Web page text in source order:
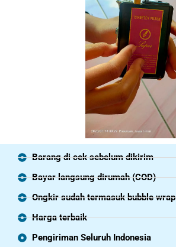
Barang di cek sebelum dikirim
Bayar langsung dirumah (COD)
Ongkir sudah termasuk bubble wrap
Harga terbaik
Pengiriman Seluruh Indonesia